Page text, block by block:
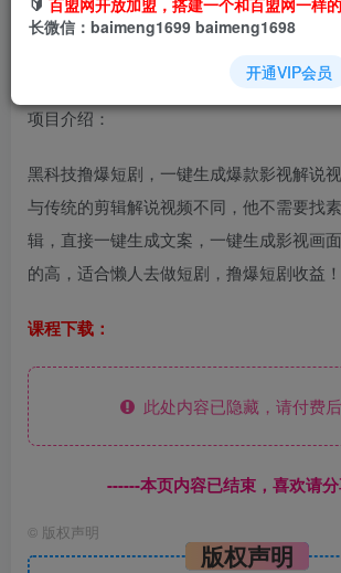
项目介绍：
黑科技撸爆短剧，一键生成爆款影视解说
与传统的剪辑解说视频不同，他不需要找
辑，直接一键生成文案，一键生成影视画
的高，适合懒人去做短剧，撸爆短剧收益！
课程下载：
此处内容已隐藏，请付费
------本页内容已结束，喜欢请
© 版权声明
版权声明
长微信：baimeng1699 baimeng1698
开通VIP会员